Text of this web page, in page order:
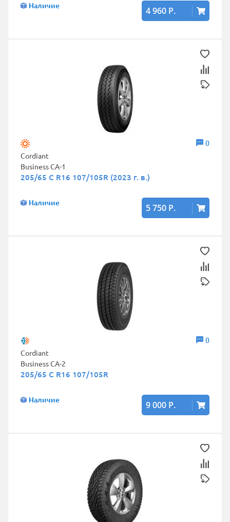
Наличие 4 960 Р.
0
Cordiant
Business CA-1
205/65 C R16 107/105R (2023 г. в.)
Наличие 5 750 Р.
0
Cordiant
Business CA-2
205/65 C R16 107/105R
Наличие 9 000 Р.